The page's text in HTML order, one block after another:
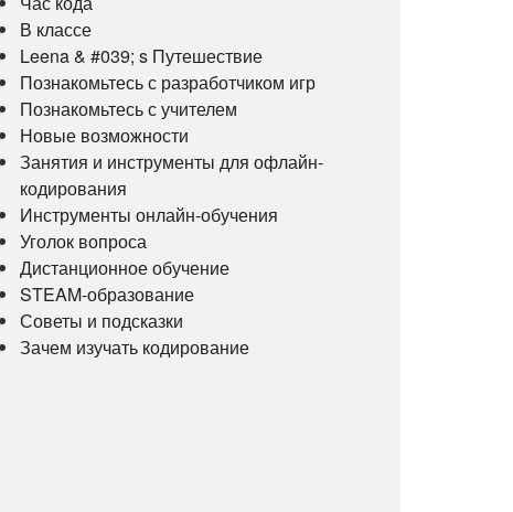
В классе
Leena & #039; s Путешествие
Познакомьтесь с разработчиком игр
Познакомьтесь с учителем
Новые возможности
Занятия и инструменты для офлайн-
кодирования
Инструменты онлайн-обучения
Уголок вопроса
Дистанционное обучение
STEAM-образование
Советы и подсказки
Зачем изучать кодирование